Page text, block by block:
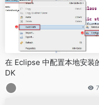
在 Eclipse 中配置本地安装
DK